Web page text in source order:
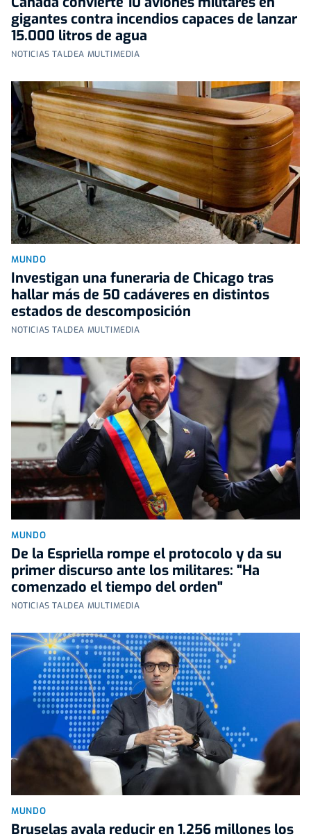
gigantes contra incendios capaces de lanzar
15.000 litros de agua
NOTICIAS TALDEA MULTIMEDIA
MUNDO
Investigan una funeraria de Chicago tras
hallar más de 50 cadáveres en distintos
estados de descomposición
NOTICIAS TALDEA MULTIMEDIA
MUNDO
De la Espriella rompe el protocolo y da su
primer discurso ante los militares: "Ha
comenzado el tiempo del orden"
NOTICIAS TALDEA MULTIMEDIA
MUNDO
Bruselas avala reducir en 1.256 millones los